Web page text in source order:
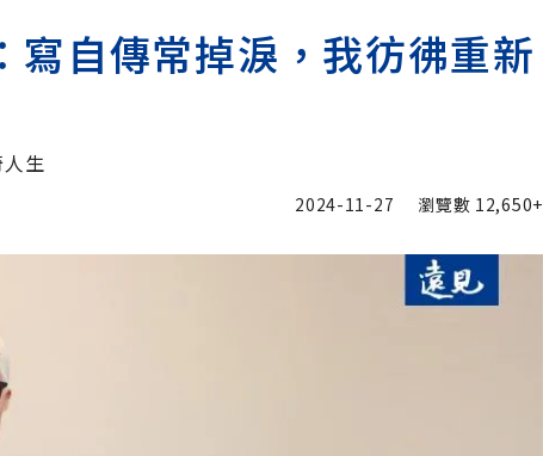
寫自傳常掉淚，我彷彿重新
生
2024-11-27 瀏覽數 12,650+